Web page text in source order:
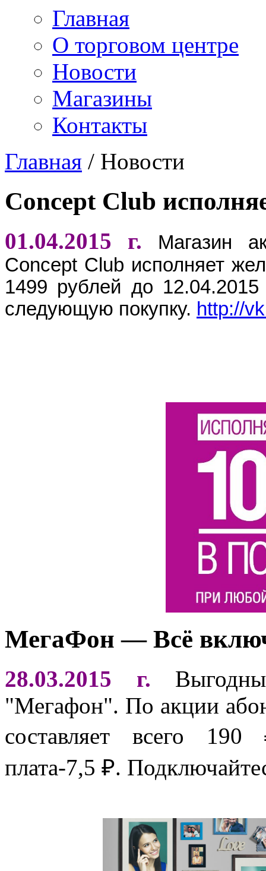
Главная
О торговом центре
Новости
Магазины
Контакты
Главная / Новости
Concept Club
01.04.2015 г.
Магазин
Concept Club исполняет
1499 рублей до
следующую покупку. http://
МегаФон — Всё
28.03.2015 г.
"Мегафон". По акции
составляет всего 190
плата-7,5 ₽.